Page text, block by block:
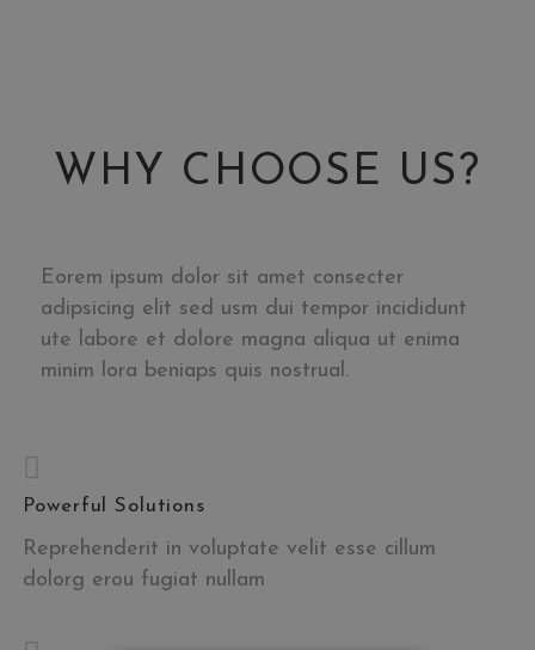
WHY CHOOSE US?
Eorem ipsum dolor sit amet consecter
adipsicing elit sed usm dui tempor incididunt
ute labore et dolore magna aliqua ut enima
minim lora beniaps quis nostrual.
Powerful Solutions
Reprehenderit in voluptate velit esse cillum
dolorg erou fugiat nullam